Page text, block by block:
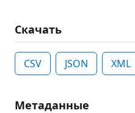
Скачать
CSV JSON XML
Метаданные